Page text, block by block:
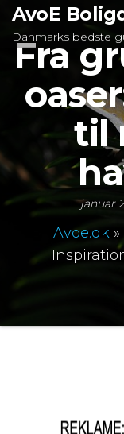
Videre
indhold
AvoE
Danmarks bedste
Fra
til
januar
Avoe.dk»